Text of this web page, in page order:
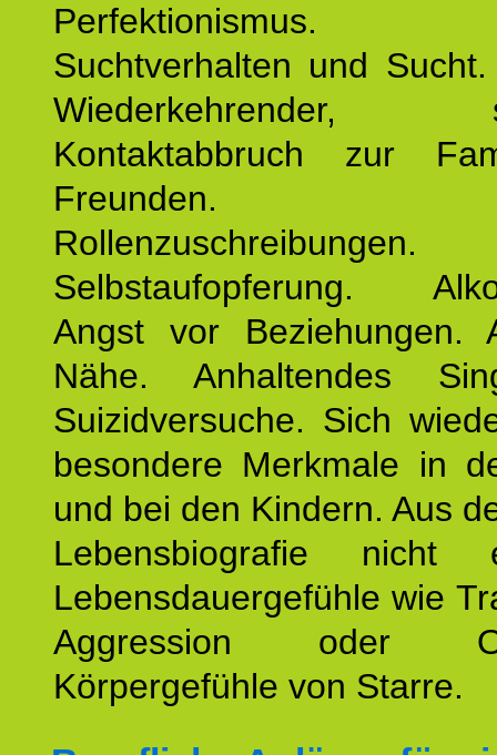
Perfektionismus.
Suchtverhalten und
Wiederkehrender,
Kontaktabbruch zur
Freunden.
Rollenzuschreibungen.
Selbstaufopferung.
Angst vor Beziehungen.
Nähe. Anhaltendes
Suizidversuche. Sich
besondere Merkmale in
und bei den Kindern. Aus
Lebensbiografie nicht
Lebensdauergefühle wie
Aggression oder
Körpergefühle von Starre.